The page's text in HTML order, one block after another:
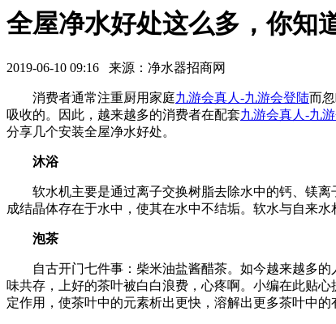
全屋净水好处这么多，你知
2019-06-10 09:16 来源：净水器招商网
消费者通常注重厨用家庭九游会真人-九游会登陆而
吸收的。因此，越来越多的消费者在配套九游会真人-九
分享几个安装全屋净水好处。
沐浴
软水机主要是通过离子交换树脂去除水中的钙、镁离
成结晶体存在于水中，使其在水中不结垢。软水与自来水
泡茶
自古开门七件事：柴米油盐酱醋茶。如今越来越多的
味共存，上好的茶叶被白白浪费，心疼啊。小编在此贴
定作用，使茶叶中的元素析出更快，溶解出更多茶叶中